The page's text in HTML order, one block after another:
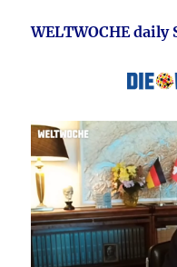
WELTWOCHE daily